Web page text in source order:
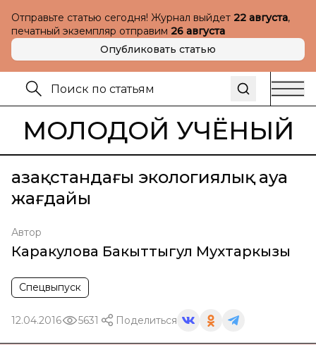
Отправьте статью сегодня! Журнал выйдет 22 августа,
печатный экземпляр отправим 26 августа
Опубликовать статью
МОЛОДОЙ УЧЁНЫЙ
Қазақстандағы экологиялық ауа
жағдайы
Автор
Каракулова Бакыттыгул Мухтаркызы
Спецвыпуск
12.04.2016 5631 Поделиться